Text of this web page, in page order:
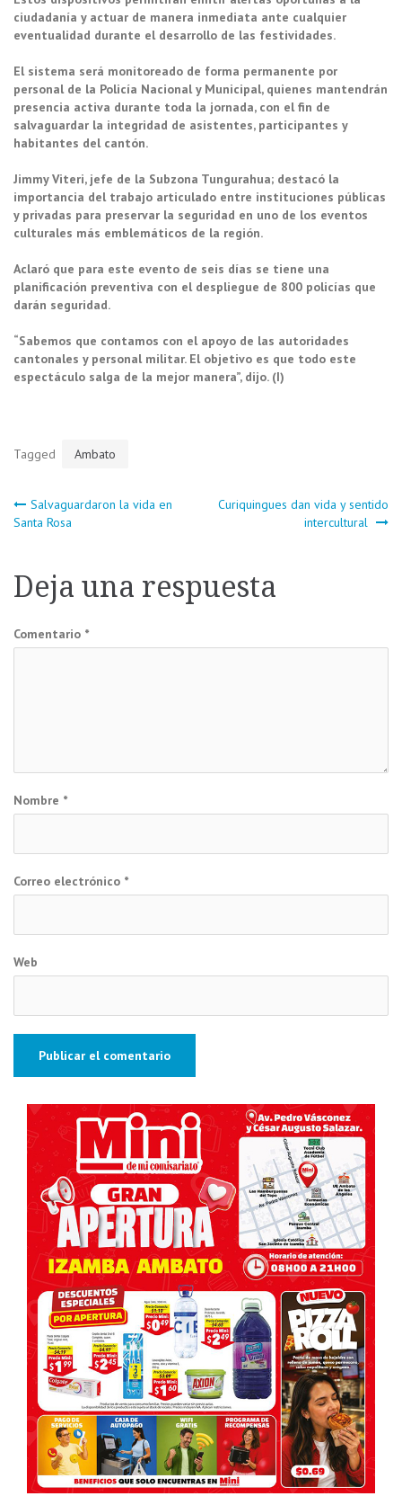
ciudadanía y actuar de manera inmediata ante cualquier
eventualidad durante el desarrollo de las festividades.
El sistema será monitoreado de forma permanente por
personal de la Policía Nacional y Municipal, quienes mantendrán
presencia activa durante toda la jornada, con el fin de
salvaguardar la integridad de asistentes, participantes y
habitantes del cantón.
Jimmy Viteri, jefe de la Subzona Tungurahua; destacó la
importancia del trabajo articulado entre instituciones públicas
y privadas para preservar la seguridad en uno de los eventos
culturales más emblemáticos de la región.
Aclaró que para este evento de seis días se tiene una
planificación preventiva con el despliegue de 800 policías que
darán seguridad.
“Sabemos que contamos con el apoyo de las autoridades
cantonales y personal militar. El objetivo es que todo este
espectáculo salga de la mejor manera”, dijo. (I)
Tagged Ambato
Navegación
entradas
Salvaguardaron la vida en
Santa Rosa
Curiquingues dan vida y sentido
intercultural
Deja una respuesta
Comentario *
Nombre *
Correo electrónico *
Web